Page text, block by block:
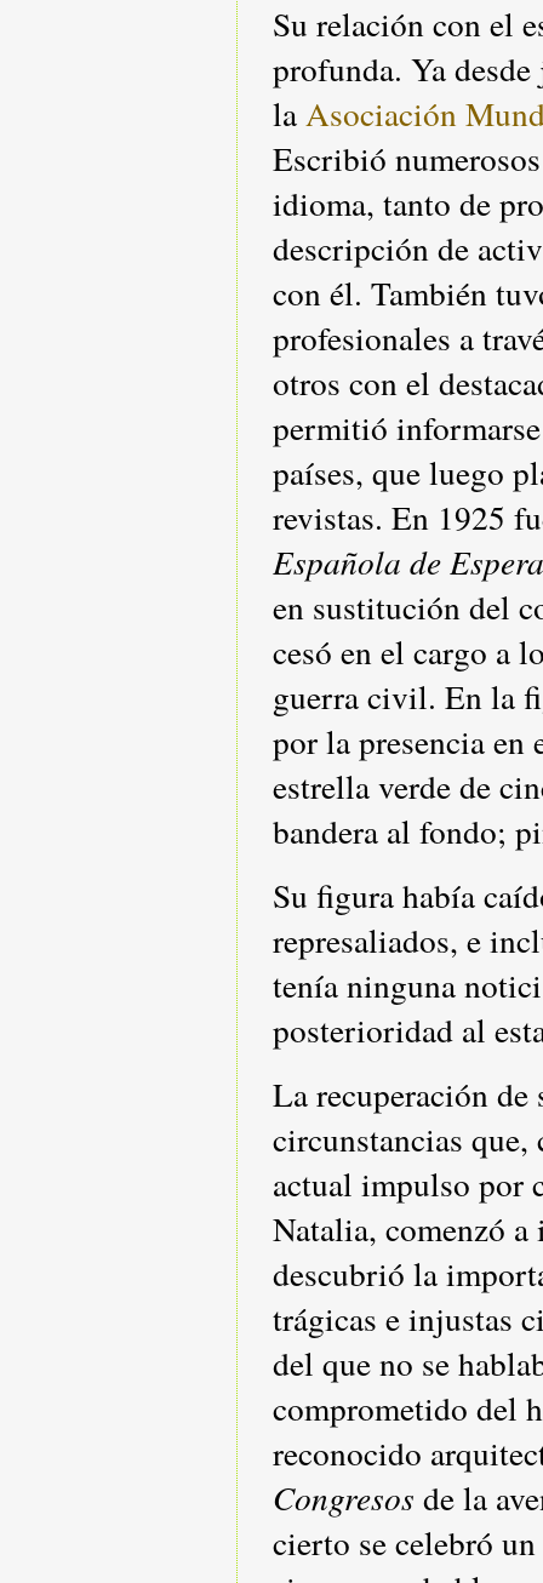
Su relación con el
profunda. Ya
laAsociación
Escribió
idioma, tanto de
descripción de
con él. También
profesionales a
otros con el
permitió
países, que luego
revistas. En 1925
Española de
en sustitución del
cesó en el cargo a
guerra civil. En la
por la presencia
estrella verde de
bandera al fondo;
Su figura había
represaliados, e
tenía ninguna
posterioridad al
La recuperación de
circunstancias
actual impulso por
Natalia, comenzó
descubrió la
trágicas e injustas
del que no se
comprometido del
reconocido
Congresos de la
cierto se celebró